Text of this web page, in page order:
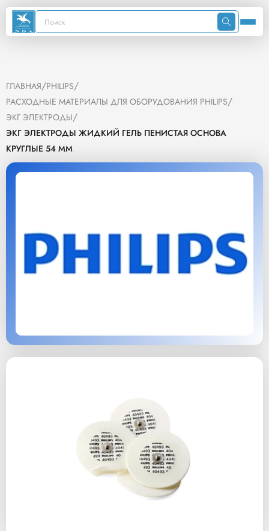
ГЛАВНАЯ/PHILIPS/
РАСХОДНЫЕ МАТЕРИАЛЫ ДЛЯ ОБОРУДОВАНИЯ PHILIPS/
ЭКГ ЭЛЕКТРОДЫ/
ЭКГ ЭЛЕКТРОДЫ ЖИДКИЙ ГЕЛЬ ПЕНИСТАЯ ОСНОВА
КРУГЛЫЕ 54 ММ